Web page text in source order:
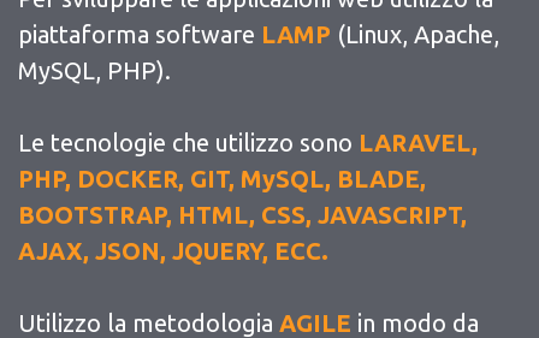
piattaforma software LAMP (Linux, Apache,
MySQL, PHP).
Le tecnologie che utilizzo sono LARAVEL,
PHP, DOCKER, GIT, MySQL, BLADE,
BOOTSTRAP, HTML, CSS, JAVASCRIPT,
AJAX, JSON, JQUERY, ECC.
Utilizzo la metodologia AGILE in modo da